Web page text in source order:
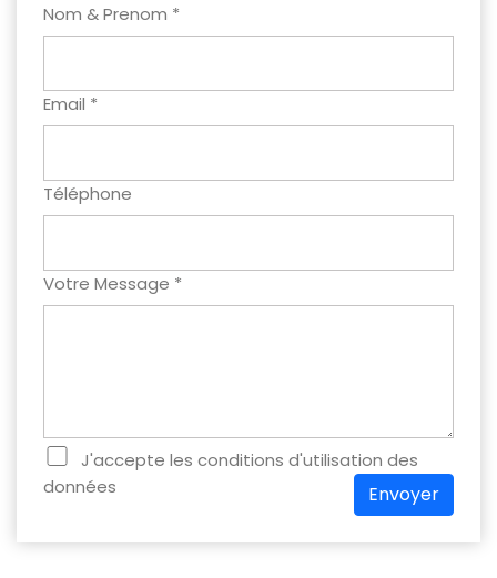
Nom & Prenom *
Email *
Téléphone
Votre Message *
J'accepte les conditions d'utilisation des
données
Envoyer